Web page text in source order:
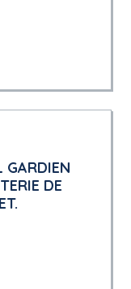
GARDIEN
DE